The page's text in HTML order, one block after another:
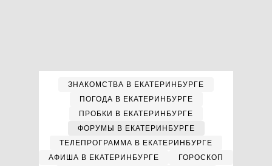
ЗНАКОМСТВА В ЕКАТЕРИНБУРГЕ
ПОГОДА В ЕКАТЕРИНБУРГЕ
ПРОБКИ В ЕКАТЕРИНБУРГЕ
ФОРУМЫ В ЕКАТЕРИНБУРГЕ
ТЕЛЕПРОГРАММА В ЕКАТЕРИНБУРГЕ
АФИША В ЕКАТЕРИНБУРГЕ
ГОРОСКОП